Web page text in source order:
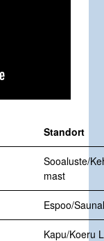
Standort
Sooaluste/
mast
Espoo/
Kapu/Koeru